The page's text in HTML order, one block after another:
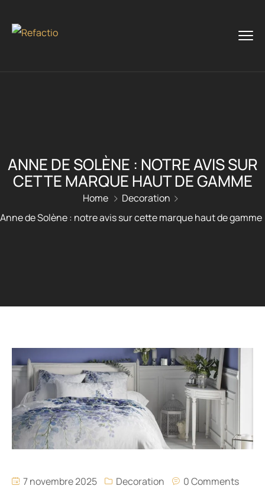
ANNE DE SOLÈNE : NOTRE AVIS SUR
CETTE MARQUE HAUT DE GAMME
Home
Decoration
Anne de Solène : notre avis sur cette marque haut de gamme
7 novembre 2025 Decoration 0 Comments